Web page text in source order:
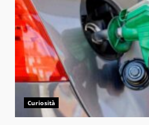
Curiosità